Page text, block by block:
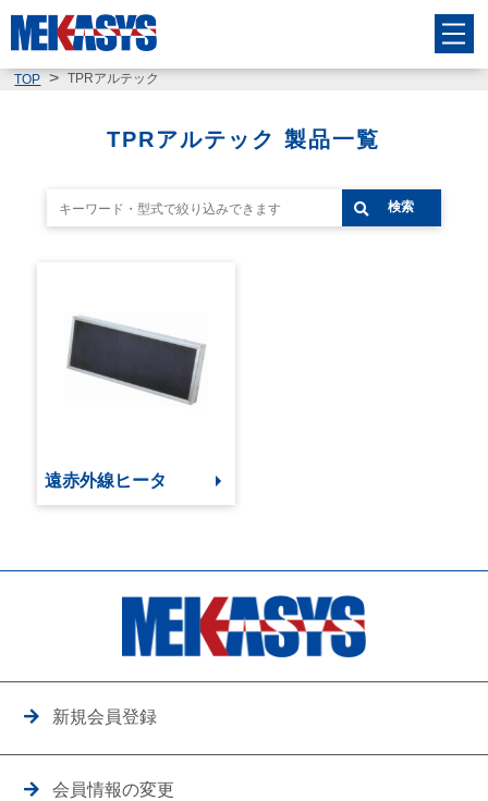
TOP TPRアルテック
TPRアルテック 製品一覧
検索
遠赤外線ヒータ
新規会員登録
会員情報の変更